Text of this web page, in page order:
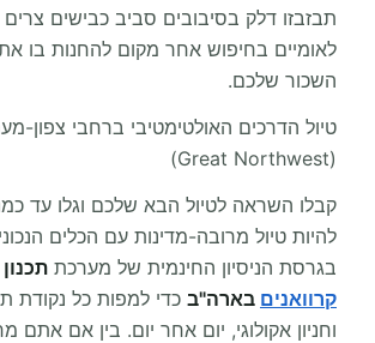
תבזבזו דלק בסיבובים סביב כבישים
לאומיים בחיפוש אחר מקום להחנות בו את
השכור שלכם.
טיול הדרכים האולטימטיבי ברחבי צפון-
(Great Northwest)
קבלו השראה לטיול הבא שלכם וגלו עד
להיות טיול מרובה-מדינות עם הכלים
בגרסת הניסיון החינמית של מערכת
קרוואנים בארה"ב כדי למפות כל נקודת
וחניון אקולוגי, יום אחר יום. בין אם